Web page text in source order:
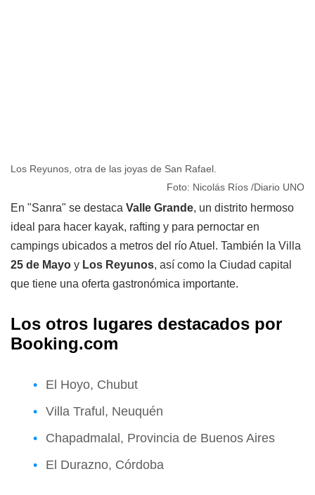
Los Reyunos, otra de las joyas de San Rafael.
Foto: Nicolás Ríos /Diario UNO
En "Sanra" se destaca Valle Grande, un distrito hermoso
ideal para hacer kayak, rafting y para pernoctar en
campings ubicados a metros del río Atuel. También la Villa
25 de Mayo y Los Reyunos, así como la Ciudad capital
que tiene una oferta gastronómica importante.
Los otros lugares destacados por
Booking.com
El Hoyo, Chubut
Villa Traful, Neuquén
Chapadmalal, Provincia de Buenos Aires
El Durazno, Córdoba